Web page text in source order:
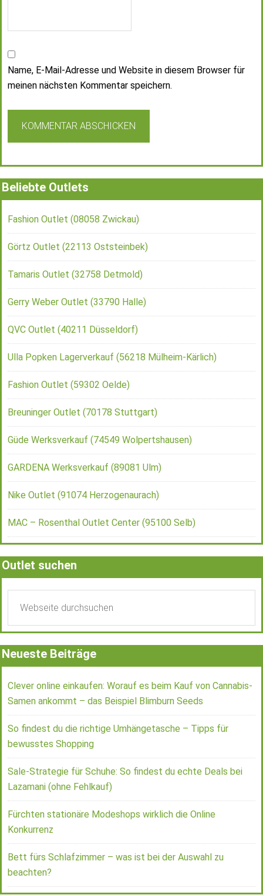
Name, E-Mail-Adresse und Website in diesem Browser für
meinen nächsten Kommentar speichern.
Beliebte Outlets
Fashion Outlet (08058 Zwickau)
Görtz Outlet (22113 Oststeinbek)
Tamaris Outlet (32758 Detmold)
Gerry Weber Outlet (33790 Halle)
QVC Outlet (40211 Düsseldorf)
Ulla Popken Lagerverkauf (56218 Mülheim-Kärlich)
Fashion Outlet (59302 Oelde)
Breuninger Outlet (70178 Stuttgart)
Güde Werksverkauf (74549 Wolpertshausen)
GARDENA Werksverkauf (89081 Ulm)
Nike Outlet (91074 Herzogenaurach)
MAC – Rosenthal Outlet Center (95100 Selb)
Outlet suchen
Neueste Beiträge
Clever online einkaufen: Worauf es beim Kauf von Cannabis-
Samen ankommt – das Beispiel Blimburn Seeds
So findest du die richtige Umhängetasche – Tipps für
bewusstes Shopping
Sale-Strategie für Schuhe: So findest du echte Deals bei
Lazamani (ohne Fehlkauf)
Fürchten stationäre Modeshops wirklich die Online
Konkurrenz
Bett fürs Schlafzimmer – was ist bei der Auswahl zu
beachten?